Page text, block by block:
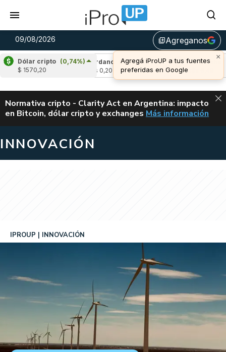
09/08/2026 library_addAgreganos
×
Agregá iProUP a tus fuentes
preferidas en Google
Dólar cripto (0,74%)
$ 1570,20
Cardano (-0,78%)
u$s 0,20
Avalanche
u$s 6,49
ALERTA
Normativa cripto - Clarity Act en Argentina: impacto
en Bitcoin, dólar cripto y exchanges CLARITY ACT EN
Más información
INNOVACIÓN
IPROUP INNOVACIÓN